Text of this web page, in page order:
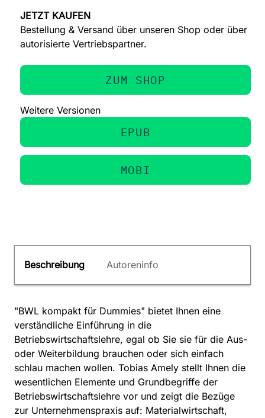
JETZT KAUFEN
Bestellung & Versand über unseren Shop oder über
autorisierte Vertriebspartner.
ZUM SHOP
Weitere Versionen
EPUB
MOBI
Beschreibung Autoreninfo
"BWL kompakt für Dummies" bietet Ihnen eine
verständliche Einführung in die
Betriebswirtschaftslehre, egal ob Sie sie für die Aus-
oder Weiterbildung brauchen oder sich einfach
schlau machen wollen. Tobias Amely stellt Ihnen die
wesentlichen Elemente und Grundbegriffe der
Betriebswirtschaftslehre vor und zeigt die Bezüge
zur Unternehmenspraxis auf: Materialwirtschaft,